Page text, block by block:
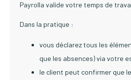
Payrolla valide votre temps de
Dans la pratique :
vous déclarez tous les
que les absences) via votre
le client peut confirmer que